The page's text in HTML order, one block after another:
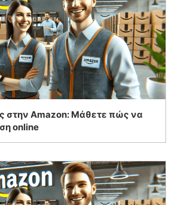
στην Amazon: Μάθετε πώς να
online